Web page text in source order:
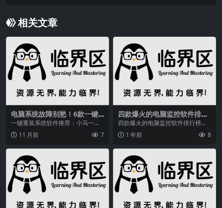
相关文章
电脑系统故障别愁！6款一键
重装系统软件助你轻松搞定
一键重装系统软件推荐：小马一键
重装系统、极速一键重装系统等，
简单易用，安全快速，...
11 月前 7
四款爆火的电脑监控软件排行
榜揭晓，哪款适合你？
四款爆火的电脑监控软件排行榜都
有哪些？这篇文章为你揭晓在远程
办公常态化、数据泄露...
1 年前 8